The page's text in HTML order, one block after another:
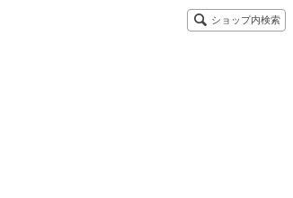
ショップ内検索